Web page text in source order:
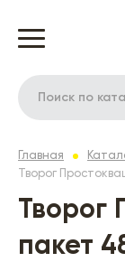
Главная
Творог
Творог
пакет